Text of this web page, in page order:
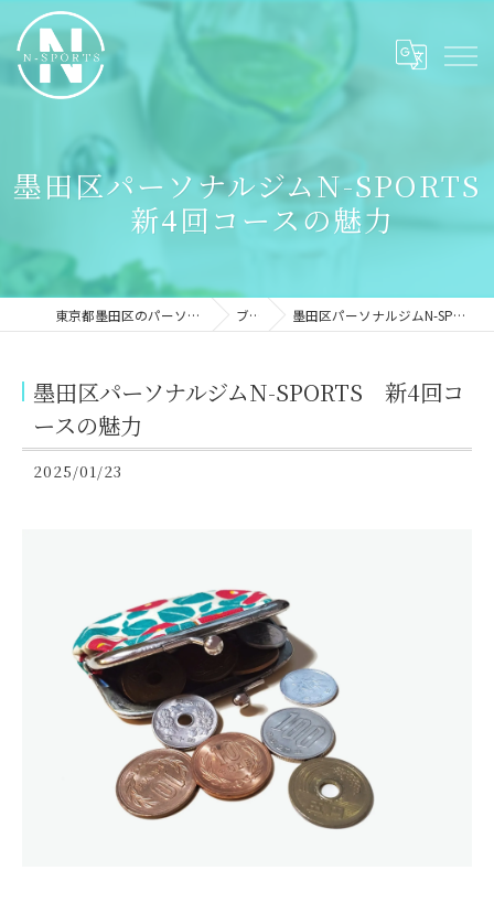
墨田区パーソナルジムN-SPORTS
新4回コースの魅力
東京都墨田区のパーソナルジムならN-sports ブログ 墨田区パーソナルジムN-SPORTS 新4回コースの魅力
墨田区パーソナルジムN-SPORTS 新4回コ
ースの魅力
2025/01/23